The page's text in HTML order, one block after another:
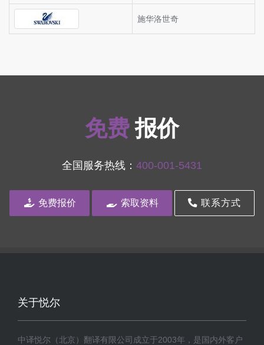
施华洛世奇
免费报价
全国服务热线： 400-001-5431
免费报价 索取资料 联系方式
关于悦尔
中译悦尔（北京）翻译有限公司成立于2003年，是国内外客户